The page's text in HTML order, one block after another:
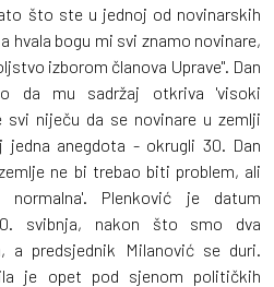
što ste u jednoj od novinarskih
hvala bogu mi svi znamo novinare,
izborom članova Uprave". Dan
da mu sadržaj otkriva 'visoki
svi niječu da se novinare u zemlji
anegdota - okrugli 30. Dan
ne bi trebao biti problem, ali
Plenković je datum
svibnja, nakon što smo dva
a predsjednik Milanović se duri.
je opet pod sjenom političkih